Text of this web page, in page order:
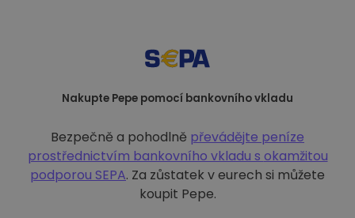
Nakupte Pepe pomocí bankovního vkladu
Bezpečně a pohodlně převádějte peníze
prostřednictvím bankovního vkladu s okamžitou
podporou SEPA. Za zůstatek v eurech si můžete
koupit Pepe.